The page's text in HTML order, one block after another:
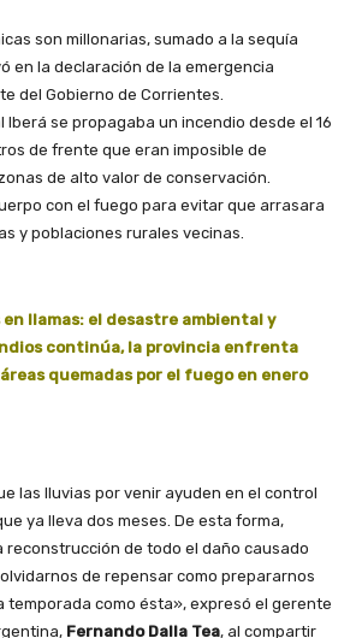
son millonarias, sumado a la sequía
en la declaración de la emergencia
del Gobierno de Corrientes.
Iberá se propagaba un incendio desde el 16
de frente que eran imposible de
onas de alto valor de conservación.
con el fuego para evitar que arrasara
y poblaciones rurales vecinas.
llamas: el desastre ambiental y
continúa, la provincia enfrenta
quemadas por el fuego en enero
las lluvias por venir ayuden en el control
ya lleva dos meses. De esta forma,
reconstrucción de todo el daño causado
de repensar como prepararnos
temporada como ésta», expresó el gerente
Fernando Dalla Tea, al compartir